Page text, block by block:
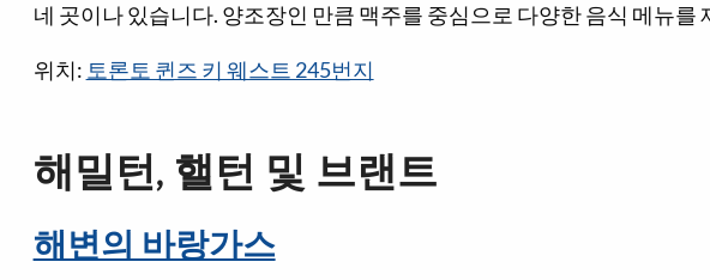
네 곳이나 있습니다. 양조장인 만큼 맥주를 중심으로 다양한 음식 메뉴를
위치: 토론토 퀸즈 키 웨스트 245번지
해밀턴, 핼턴 및 브랜트
해변의 바랑가스